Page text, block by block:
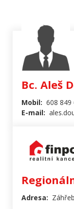
Bc. Aleš
Mobil: 608 849
E-mail:
Adresa: